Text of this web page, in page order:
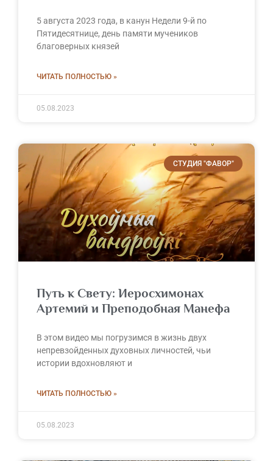
5 августа 2023 года, в канун Недели 9-й по
Пятидесятнице, день памяти мучеников
благоверных князей
ЧИТАТЬ ПОЛНОСТЬЮ »
05.08.2023
СТУДИЯ "ФАВОР"
Путь к Свету: Иеросхимонах
Артемий и Преподобная Манефа
В этом видео мы погрузимся в жизнь двух
непревзойденных духовных личностей, чьи
истории вдохновляют и
ЧИТАТЬ ПОЛНОСТЬЮ »
05.08.2023